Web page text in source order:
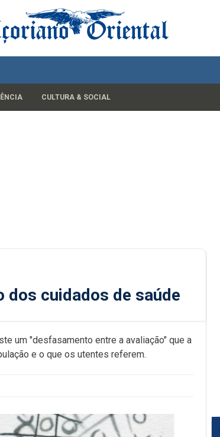
CULTURA & SOCIAL
dos cuidados de saúde
um "desfasamento entre a avaliação" que a
e o que os utentes referem.